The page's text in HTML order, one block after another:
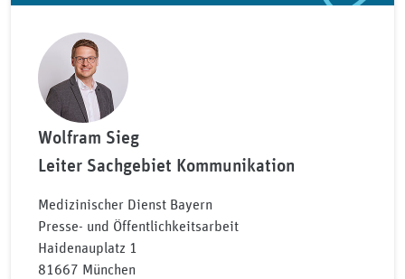
Wolfram Sieg
Leiter Sachgebiet Kommunikation
Medizinischer Dienst Bayern
Presse- und Öffentlichkeitsarbeit
Haidenauplatz 1
81667 München